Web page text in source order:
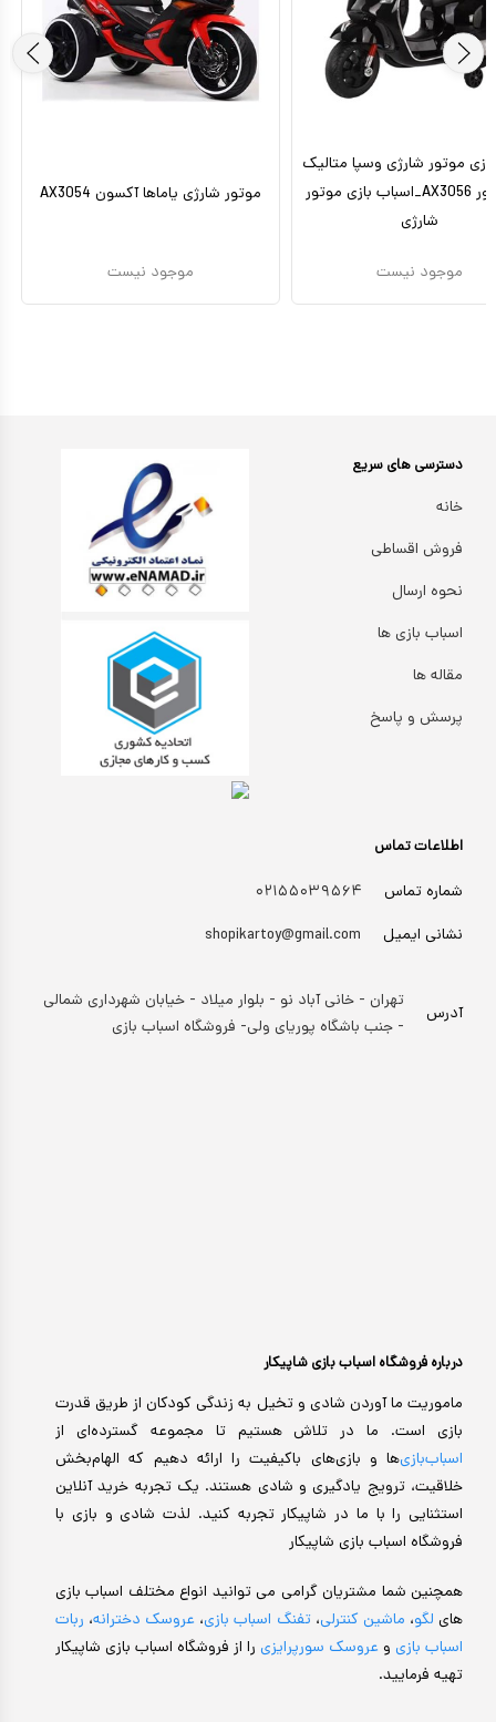
موتور شارژی یاماها آکسون AX3054
موجود نیست
موتور شارژی وسپا متالیک
دو موتور AX3056_اسباب بازی موتور
شارژی
موجود نیست
درباره فروشگاه اسباب بازی شاپیکار
ماموریت ما آوردن شادی و تخیل به زندگی کودکان از طریق قدرت
بازی است. ما در تلاش هستیم تا مجموعه گسترده‌ای از
اسباب‌بازی‌ها و بازی‌های باکیفیت را ارائه دهیم که الهام‌بخش
خلاقیت، ترویج یادگیری و شادی هستند. یک تجربه خرید آنلاین
استثنایی را با ما در شاپیکار تجربه کنید. لذت شادی و بازی با
فروشگاه اسباب بازی شاپیکار
همچنین شما مشتریان گرامی می توانید انواع مختلف اسباب بازی
های لگو، ماشین کنترلی،تفنگ اسباب بازی، عروسک دخترانه، ربات
اسباب بازی و عروسک سورپرایزی را از فروشگاه اسباب بازی شاپیکار
تهیه فرمایید.
اطلاعات تماس
شماره تماس
۰۲۱۵۵۰۳۹۵۶۴
نشانی ایمیل
shopikartoy@gmail.com
آدرس
تهران - خانی آباد نو - بلوار میلاد - خیابان شهرداری شمالی
- جنب باشگاه پوریای ولی- فروشگاه اسباب بازی
دسترسی های سریع
خانه
فروش اقساطی
نحوه ارسال
اسباب بازی ها
مقاله ها
پرسش و پاسخ